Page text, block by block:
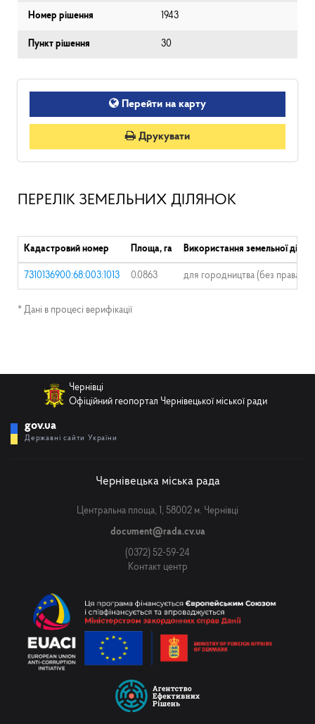
Номер рішення 1943
Пункт рішення 30
Перейти на карту
Друкувати
ПЕРЕЛІК ЗЕМЕЛЬНИХ ДІЛЯНОК
Кадастровий номер Площа, га Використання земельної
7310136900:68:003:1013 0.0863 для городництва (без права
* Дані в процесі верифікації
Чернівці
Офіційний геопортал Чернівецької міської ради
gov.ua
Державні сайти України
Чернівецька міська рада
Центральна площа, 1, 58002 м. Чернівці
document@rada.cv.ua
(0372) 52-59-24
Контакт центр